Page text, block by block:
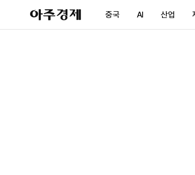
아
주
제
중국 AI 산업